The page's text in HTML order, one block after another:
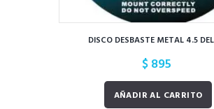
DISCO DESBASTE METAL 4.5
$895
AÑADIR AL CARRITO